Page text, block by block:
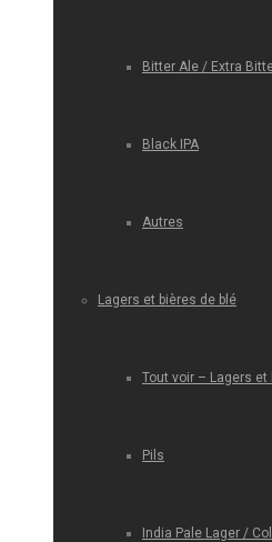
Bitter Ale / Extra
Black IPA
Autres
Lagers et bières de blé
Tout voir – Lagers et
Pils
India Pale Lager /